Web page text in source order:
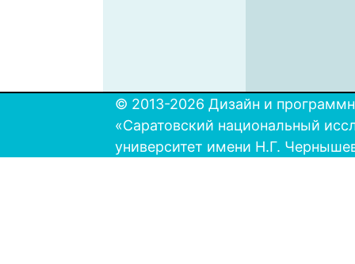
© 2013-2026 Дизайн и
«Саратовский национальный
университет имени Н.Г.